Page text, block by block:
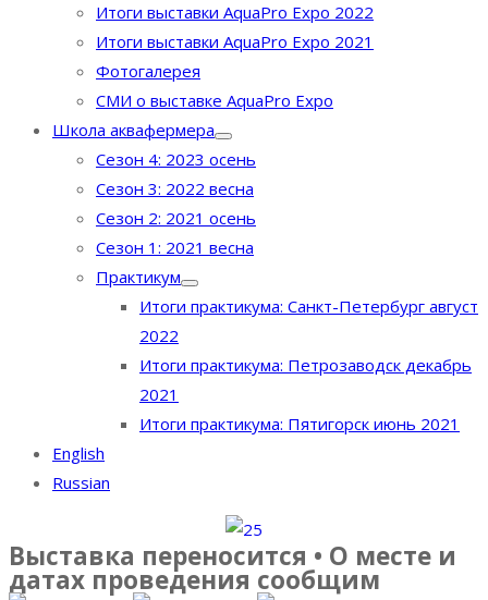
Итоги выставки AquaPro Expo 2022
Итоги выставки AquaPro Expo 2021
Фотогалерея
СМИ о выставке AquaPro Expo
Школа аквафермера
Сезон 4: 2023 осень
Сезон 3: 2022 весна
Сезон 2: 2021 осень
Сезон 1: 2021 весна
Практикум
Итоги практикума: Санкт-Петербург август
2022
Итоги практикума: Петрозаводск декабрь
2021
Итоги практикума: Пятигорск июнь 2021
English
Russian
Выставка переносится • О месте и
датах проведения сообщим